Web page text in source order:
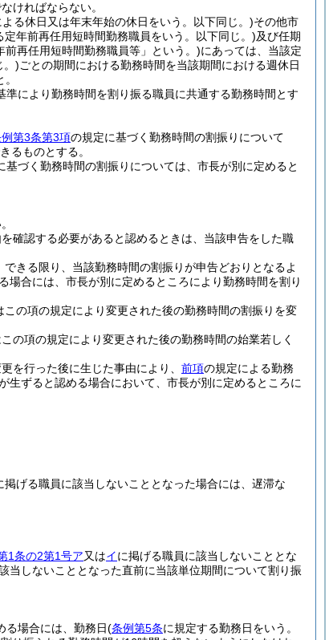
ければならない。
る休日又は年末年始の休日をいう。以下同じ。)その他市
定年前再任用短時間勤務職員をいう。以下同じ。)及び任期
前再任用短時間勤務職員等」という。)にあっては、当該定
。)ごとの期間における勤務時間を当該期間における週休日
準により勤務時間を割り振る職員に共通する勤務時間とす
第3条第3項の規定に基づく勤務時間の割振りについて
るものとする。
基づく勤務時間の割振りについては、市長が別に定めると
確認する必要があると認めるときは、当該申告をした職
きる限り、当該勤務時間の割振りが申告どおりとなるよ
合には、市長が別に定めるところにより勤務時間を割り
の項の規定により変更された後の勤務時間の割振りを変
の項の規定により変更された後の勤務時間の始業若しく
を行った後に生じた事由により、 前項の規定による勤務
ずると認める場合において、市長が別に定めるところに
掲げる職員に該当しないこととなった場合には、遅滞な
1条の2第1号ア又はイに掲げる職員に該当しないこととな
当しないこととなった直前に当該単位期間について割り振
る場合には、勤務日(条例第5条に規定する勤務日をいう。